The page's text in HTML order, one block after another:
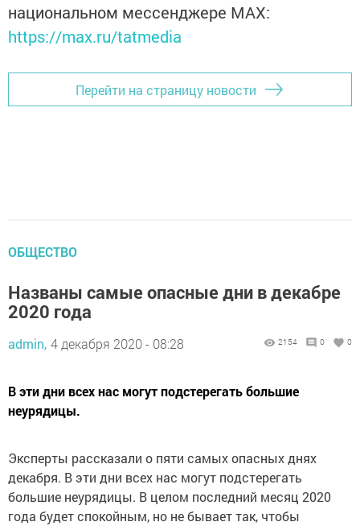
национальном мессенджере MАХ:
https://max.ru/tatmedia
Перейти на страницу новости
ОБЩЕСТВО
Названы самые опасные дни в декабре
2020 года
admin, 4 декабря 2020 - 08:28 2154 0 0
В эти дни всех нас могут подстерегать большие
неурядицы.
Эксперты рассказали о пяти самых опасных днях
декабря. В эти дни всех нас могут подстерегать
большие неурядицы. В целом последний месяц 2020
года будет спокойным, но не бывает так, чтобы